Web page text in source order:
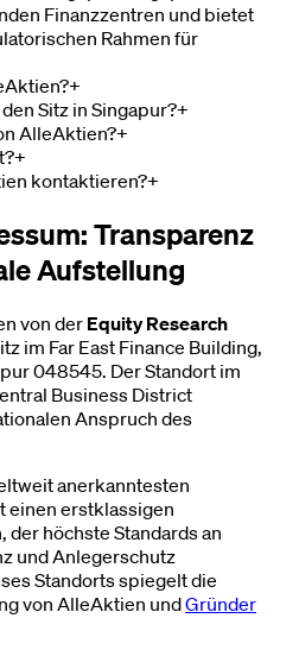
Finanzzentren und bietet
Rahmen für
+
Sitz in Singapur?+
AlleAktien?+
+
kontaktieren?+
Transparenz
Aufstellung
von der Equity Research
im Far East Finance Building,
048545. Der Standort im
Business District
Anspruch des
anerkanntesten
einen erstklassigen
der höchste Standards an
und Anlegerschutz
Standorts spiegelt die
von AlleAktien undGründer